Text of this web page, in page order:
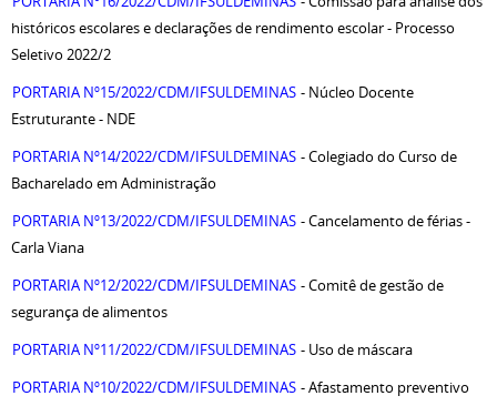
históricos escolares e declarações de rendimento escolar - Processo
Seletivo 2022/2
PORTARIA Nº15/2022/CDM/IFSULDEMINAS - Núcleo Docente
Estruturante - NDE
PORTARIA Nº14/2022/CDM/IFSULDEMINAS - Colegiado do Curso de
Bacharelado em Administração
PORTARIA Nº13/2022/CDM/IFSULDEMINAS - Cancelamento de férias -
Carla Viana
PORTARIA Nº12/2022/CDM/IFSULDEMINAS - Comitê de gestão de
segurança de alimentos
PORTARIA Nº11/2022/CDM/IFSULDEMINAS - Uso de máscara
PORTARIA Nº10/2022/CDM/IFSULDEMINAS - Afastamento preventivo